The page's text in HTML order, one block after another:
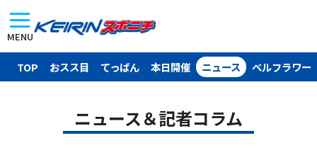
MENU
TOP おスス目 てっぱん 本日開催 ニュース ベルフラワー
ニュース＆記者コラム